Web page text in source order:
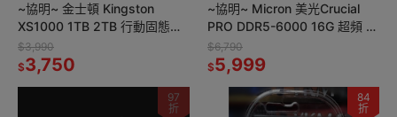
~協明~ 金士頓 Kingston
XS1000 1TB 2TB 行動固態硬
碟
$3,990
$3,750
~協明~ Micron 美光Crucial
PRO DDR5-6000 16G 超頻 桌
上型記憶體
$6,790
$5,999
97
折
84
折